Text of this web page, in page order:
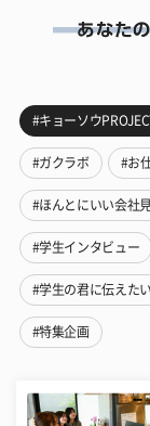
#キョーソウ
#ガクラボ #お
#ほんとにいい会社
#学生インタビュー
#学生の君に伝えた
#特集企画